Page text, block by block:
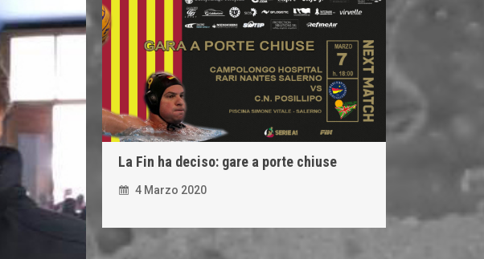
La Fin ha deciso: gare a porte chiuse
4 Marzo 2020